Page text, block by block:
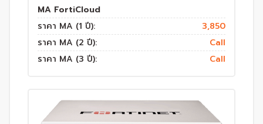
MA FortiCloud
ราคา MA (1 ปี):
3,850
ราคา MA (2 ปี):
Call
ราคา MA (3 ปี):
Call